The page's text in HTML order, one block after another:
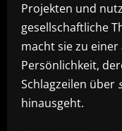
Projekten und
gesellschaftliche
macht sie zu
Persönlichkeit,
Schlagzeilen über
hinausgeht.